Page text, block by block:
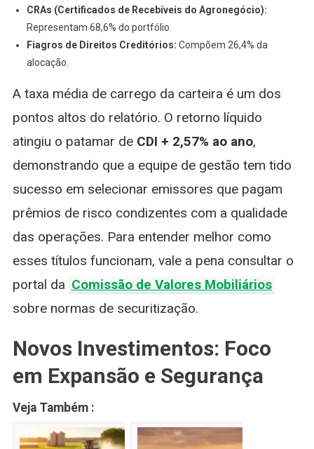
CRAs (Certificados de Recebíveis do Agronegócio):
Representam 68,6% do portfólio.
Fiagros de Direitos Creditórios: Compõem 26,4% da
alocação.
A taxa média de carrego da carteira é um dos
pontos altos do relatório. O retorno líquido
atingiu o patamar de CDI + 2,57% ao ano,
demonstrando que a equipe de gestão tem tido
sucesso em selecionar emissores que pagam
prêmios de risco condizentes com a qualidade
das operações. Para entender melhor como
esses títulos funcionam, vale a pena consultar o
portal da Comissão de Valores Mobiliários
sobre normas de securitização.
Novos Investimentos: Foco
em Expansão e Segurança
Veja Também :